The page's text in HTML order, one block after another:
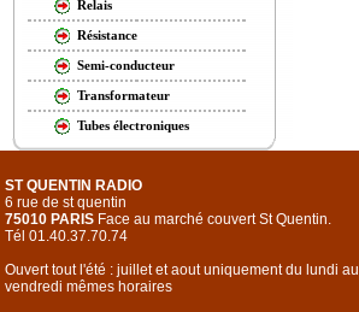
Relais
Résistance
Semi-conducteur
Transformateur
Tubes électroniques
ST QUENTIN RADIO
6 rue de st quentin
75010 PARIS Face au marché couvert St Quentin.
Tél 01.40.37.70.74
Ouvert tout l'été : juillet et aout uniquement du lundi au
vendredi mêmes horaires